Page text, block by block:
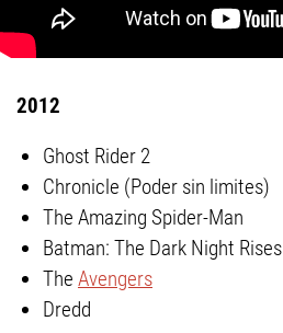
2012
Ghost Rider 2
Chronicle (Poder sin limites)
The Amazing Spider-Man
Batman: The Dark Night Rises
The Avengers
Dredd